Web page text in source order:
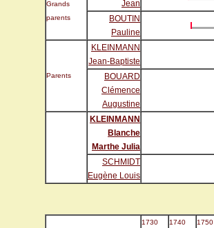
Grands
parents
Jean
BOUTIN
Pauline
Parents
KLEINMANN
Jean-Baptiste
BOUARD
Clémence
Augustine
KLEINMANN
Blanche
Marthe Julia
SCHMIDT
Eugène Louis
1730 1740 1750